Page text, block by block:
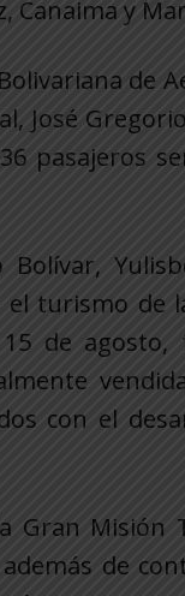
Canaima y
de
José
pasajeros
turismo de
de agosto,
con el
Gran Misión
de